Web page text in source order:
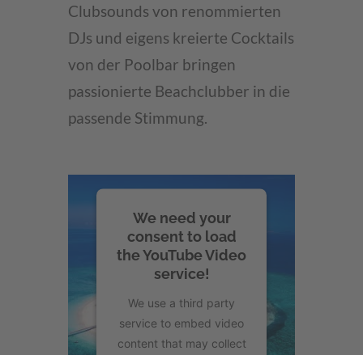
Clubsounds von renommierten
DJs und eigens kreierte Cocktails
von der Poolbar bringen
passionierte Beachclubber in die
passende Stimmung.
We need your
consent to load
the YouTube Video
service!
We use a third party
service to embed video
content that may collect